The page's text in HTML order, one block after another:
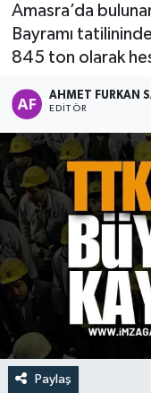
Amasra’da
Bayramı
845 ton olarak
AHMET FURKAN
EDITÖR
Paylaş
DEVREK
EREĞLİ
GÖKÇEBEY
KARABÜK
KASTAMONU